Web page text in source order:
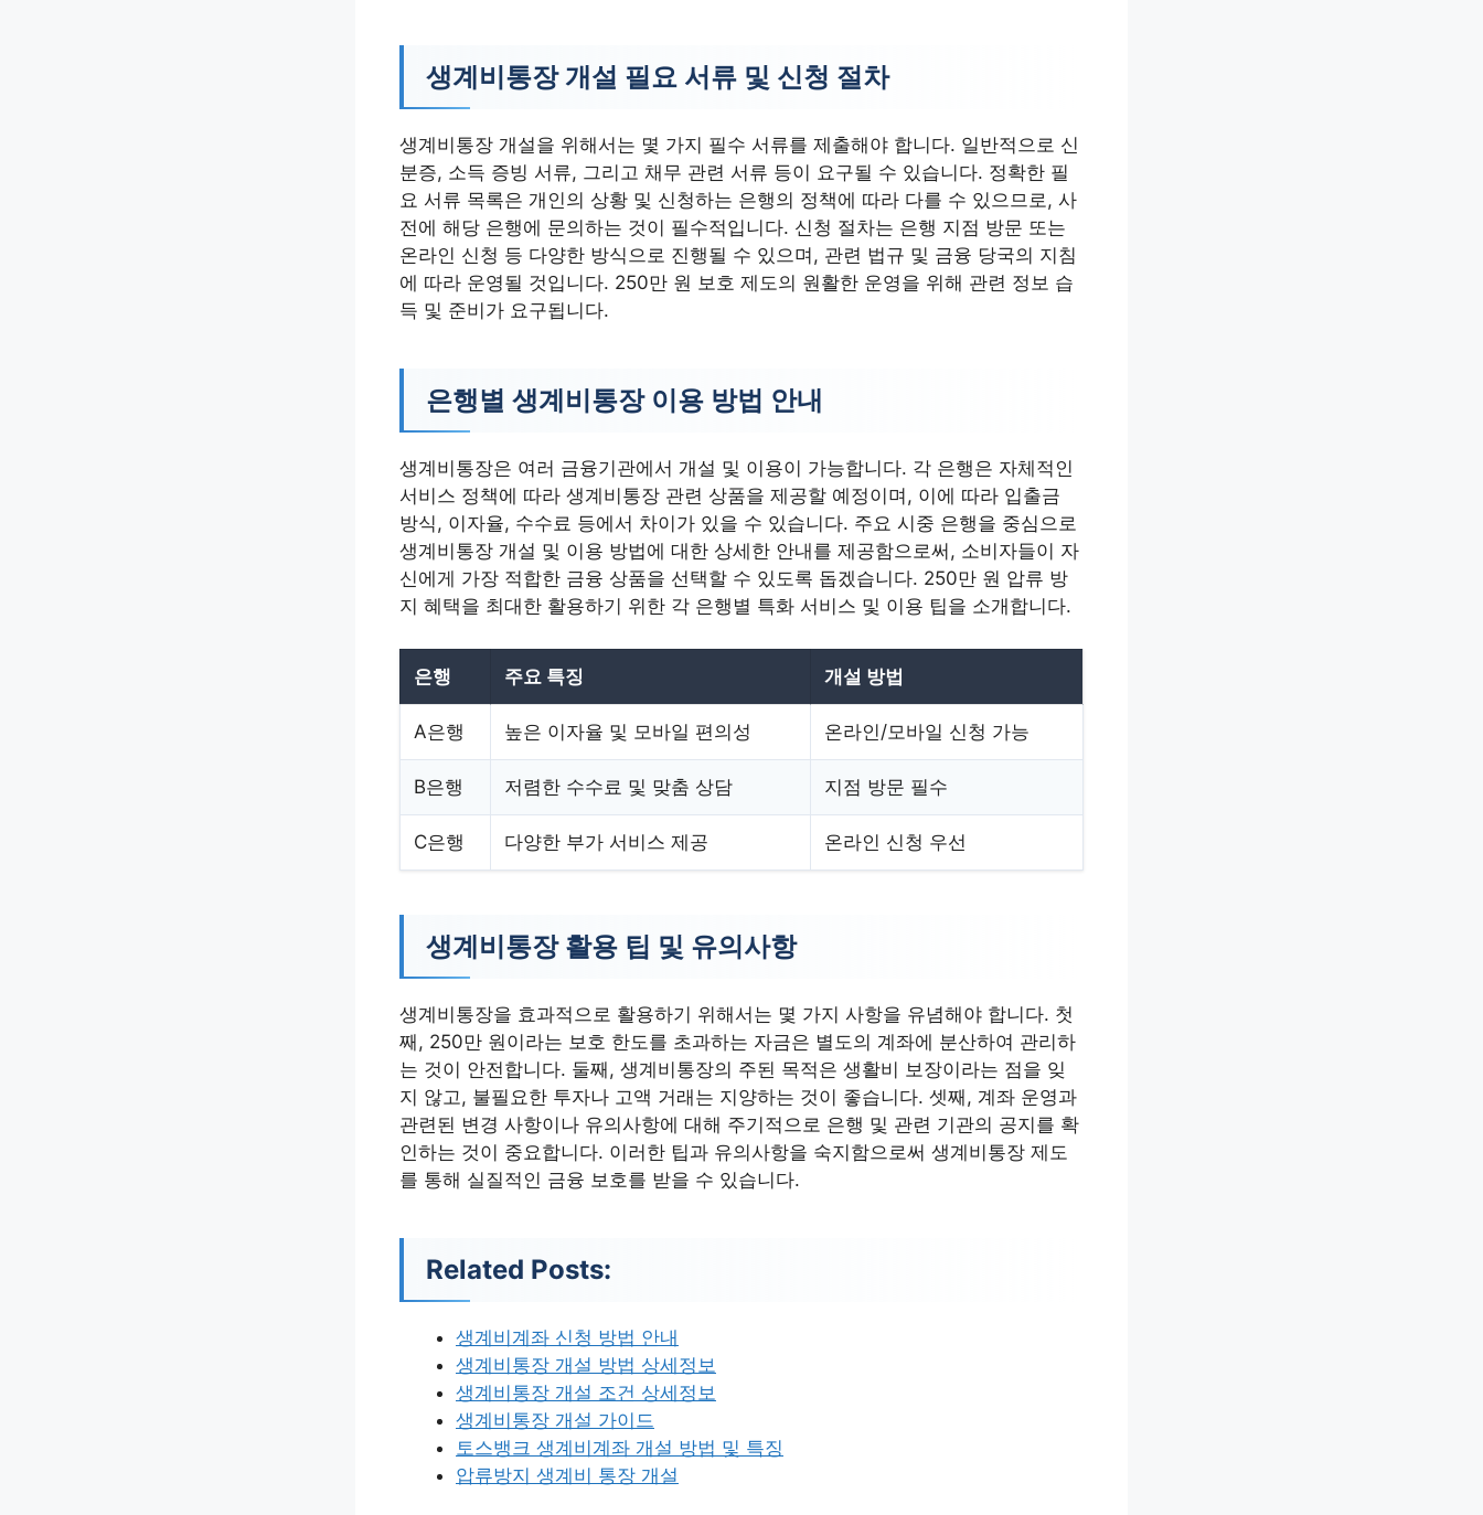
생계비통장 개설 필요 서류 및 신청 절차
생계비통장 개설을 위해서는 몇 가지 필수 서류를 제출해야 합니다. 일반적으로 신
분증, 소득 증빙 서류, 그리고 채무 관련 서류 등이 요구될 수 있습니다. 정확한 필
요 서류 목록은 개인의 상황 및 신청하는 은행의 정책에 따라 다를 수 있으므로, 사
전에 해당 은행에 문의하는 것이 필수적입니다. 신청 절차는 은행 지점 방문 또는
온라인 신청 등 다양한 방식으로 진행될 수 있으며, 관련 법규 및 금융 당국의 지침
에 따라 운영될 것입니다. 250만 원 보호 제도의 원활한 운영을 위해 관련 정보 습
득 및 준비가 요구됩니다.
은행별 생계비통장 이용 방법 안내
생계비통장은 여러 금융기관에서 개설 및 이용이 가능합니다. 각 은행은 자체적인
서비스 정책에 따라 생계비통장 관련 상품을 제공할 예정이며, 이에 따라 입출금
방식, 이자율, 수수료 등에서 차이가 있을 수 있습니다. 주요 시중 은행을 중심으로
생계비통장 개설 및 이용 방법에 대한 상세한 안내를 제공함으로써, 소비자들이 자
신에게 가장 적합한 금융 상품을 선택할 수 있도록 돕겠습니다. 250만 원 압류 방
지 혜택을 최대한 활용하기 위한 각 은행별 특화 서비스 및 이용 팁을 소개합니다.
은행 주요 특징 개설 방법
A은행 높은 이자율 및 모바일 편의성 온라인/모바일 신청 가능
B은행 저렴한 수수료 및 맞춤 상담 지점 방문 필수
C은행 다양한 부가 서비스 제공 온라인 신청 우선
생계비통장 활용 팁 및 유의사항
생계비통장을 효과적으로 활용하기 위해서는 몇 가지 사항을 유념해야 합니다. 첫
째, 250만 원이라는 보호 한도를 초과하는 자금은 별도의 계좌에 분산하여 관리하
는 것이 안전합니다. 둘째, 생계비통장의 주된 목적은 생활비 보장이라는 점을 잊
지 않고, 불필요한 투자나 고액 거래는 지양하는 것이 좋습니다. 셋째, 계좌 운영과
관련된 변경 사항이나 유의사항에 대해 주기적으로 은행 및 관련 기관의 공지를 확
인하는 것이 중요합니다. 이러한 팁과 유의사항을 숙지함으로써 생계비통장 제도
를 통해 실질적인 금융 보호를 받을 수 있습니다.
Related Posts:
생계비계좌 신청 방법 안내
생계비통장 개설 방법 상세정보
생계비통장 개설 조건 상세정보
생계비통장 개설 가이드
토스뱅크 생계비계좌 개설 방법 및 특징
압류방지 생계비 통장 개설